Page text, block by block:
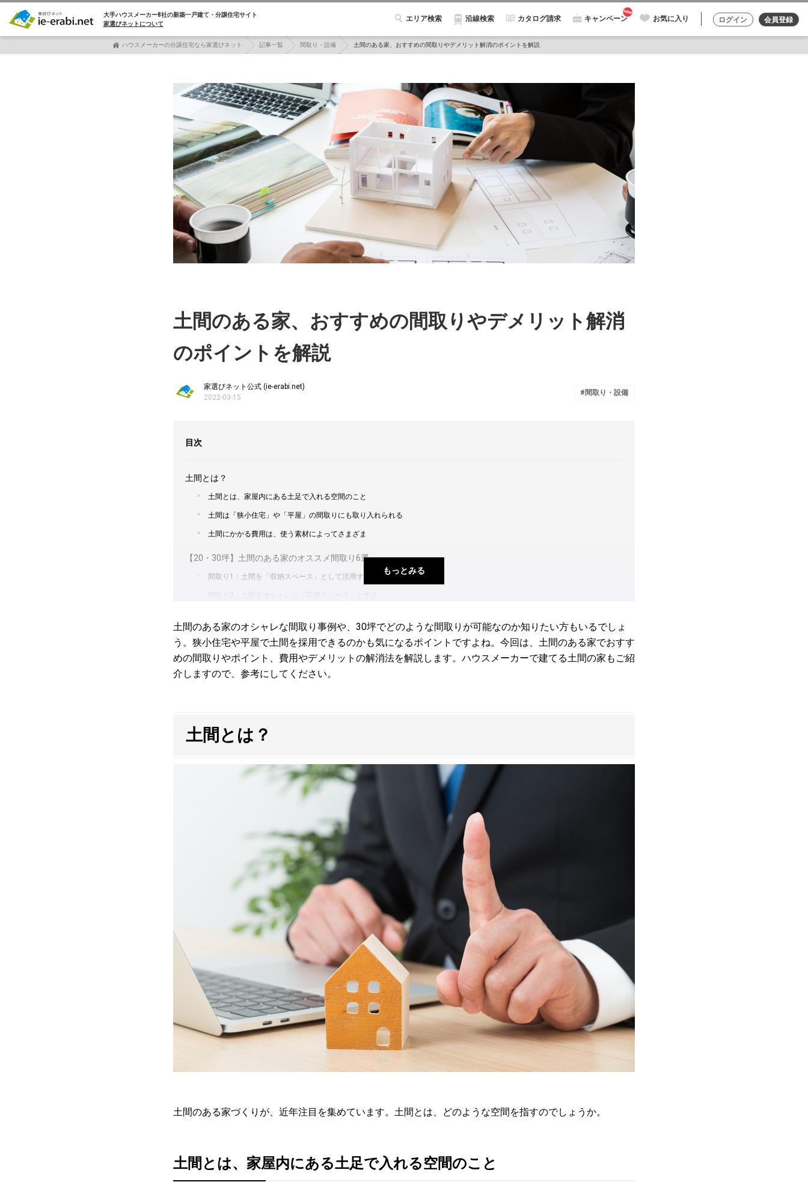
大手ハウスメーカー8社の新築一戸建て・分譲住宅サイト
家選びネットについて
エリア検索 沿線検索 カタログ請求 キャンペーン お気に入り ログイン 会員登録
ハウスメーカーの分譲住宅なら家選びネット 記事一覧 間取り・設備 土間のある家、おすすめの間取りやデメリット解消のポイントを解説
土間のある家、おすすめの間取りやデメリット解消
のポイントを解説
家選びネット公式 (ie-erabi.net)
2022-03-15
間取り・設備
目次
もっとみる
土間とは？
土間とは、家屋内にある土足で入れる空間のこと
土間は「狭小住宅」や「平屋」の間取りにも取り入れられる
土間にかかる費用は、使う素材によってさまざま
【20・30坪】土間のある家のオススメ間取り6選
間取り1：土間を「収納スペース」として活用する
間取り2：土間をオシャレな「応接スペース」とする
間取り4：土間を「楽しめる趣味空間」とする
間取り5：土間に開放感のある「テラス」をつなげる
間取り6：利便性のよい「通り土間」を設ける
使い勝手のよい「動線」を取り入れる
冬場は寒い！断熱対策を検討
温度差が出やすく湿気対策も重要
土間・リビング間の段差に配慮しておくと安心
大手ハウスメーカーで土間のある家を建てよう
土間のある家は、使い方に合わせて間取りを検討
土間のある家のオシャレな間取り事例や、30坪でどのような間取りが可能なのか知りたい方もいるでしょ
う。狭小住宅や平屋で土間を採用できるのかも気になるポイントですよね。今回は、土間のある家でおすす
めの間取りやポイント、費用やデメリットの解消法を解説します。ハウスメーカーで建てる土間の家もご紹
介しますので、参考にしてください。
土間とは？
土間のある家づくりが、近年注目を集めています。土間とは、どのような空間を指すのでしょうか。
土間とは、家屋内にある土足で入れる空間のこと